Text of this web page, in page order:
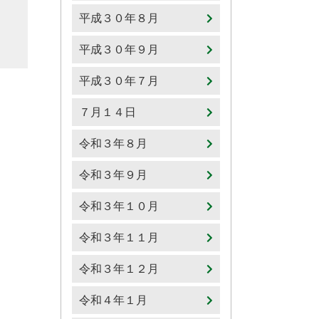
平成３０年８月
平成３０年９月
平成３０年７月
７月１４日
令和３年８月
令和３年９月
令和３年１０月
令和３年１１月
令和３年１２月
令和４年１月